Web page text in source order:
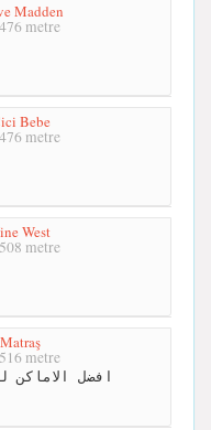
Madden
476 metre
Bebe
476 metre
West
508 metre
Matraş
516 metre
افضل الاماكن